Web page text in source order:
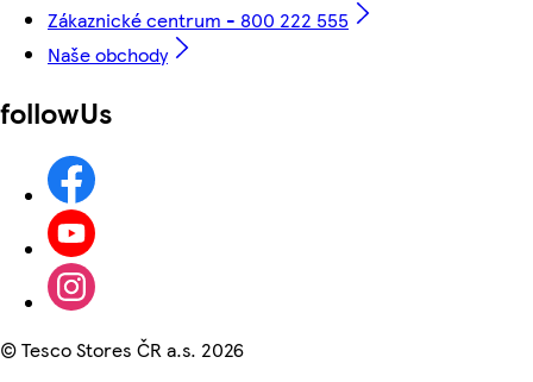
Zákaznické centrum - 800 222 555
Naše obchody
followUs
©Tesco Stores ČR a.s. 2026